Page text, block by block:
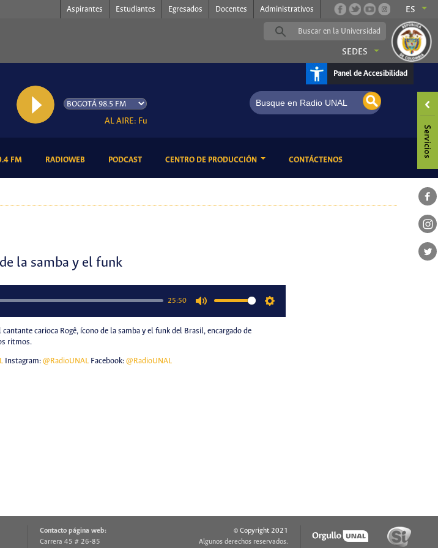
Aspirantes Estudiantes Egresados Docentes Administrativos ES
SEDES
Panel de Accesibilidad
AL AIRE: Fukuoka
FM(CURRENT)RADIOWEB(CURRENT)PODCAST(CURRENT)CENTRO DE PRODUCCIÓN CONTÁCTENOS(CURRENT)
la samba y el funk
25:50
cantante carioca Rogê, ícono de la samba y el funk del Brasil, encargado de
ritmos.
Instagram: @RadioUNALFacebook: @RadioUNAL
Contacto página web:
Carrera 45 # 26-85
© Copyright 2021
Algunos derechos reservados.